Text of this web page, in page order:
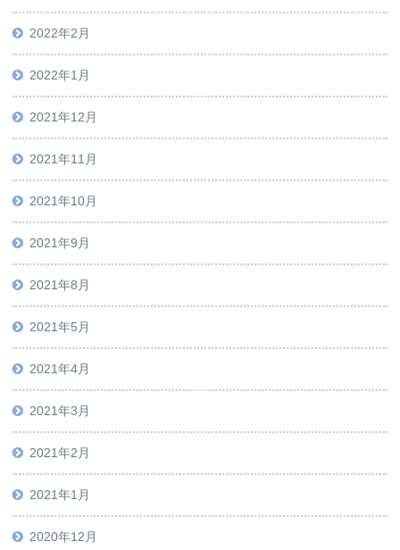
2022年2月
2022年1月
2021年12月
2021年11月
2021年10月
2021年9月
2021年8月
2021年5月
2021年4月
2021年3月
2021年2月
2021年1月
2020年12月